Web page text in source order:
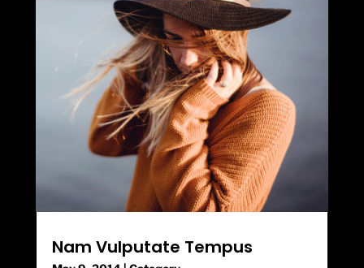
Nam Vulputate Tempus